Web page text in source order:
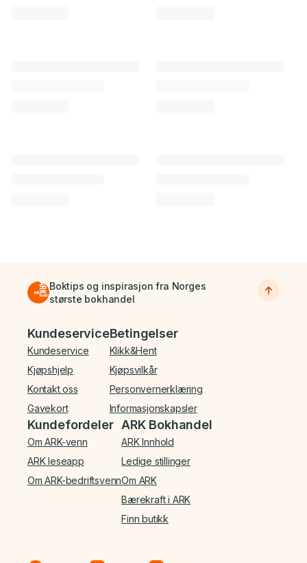
Boktips og inspirasjon fra Norges
største bokhandel
Bunnmeny
Kundeservice
Kundeservice
Kjøpshjelp
Kontakt oss
Gavekort
Betingelser
Klikk&Hent
Kjøpsvilkår
Personvernerklæring
Informasjonskapsler
Kundefordeler
Om ARK-venn
ARK leseapp
Om ARK-bedriftsvenn
ARK Bokhandel
ARK Innhold
Ledige stillinger
Om ARK
Bærekraft i ARK
Finn butikk